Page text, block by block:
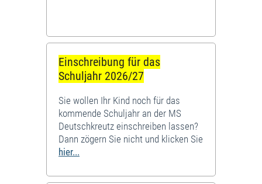
Einschreibung für das
Schuljahr 2026/27
Sie wollen Ihr Kind noch für das
kommende Schuljahr an der MS
Deutschkreutz einschreiben lassen?
Dann zögern Sie nicht und klicken Sie
hier...